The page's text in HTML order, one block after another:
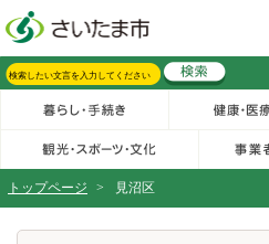
トップページ > 見沼区